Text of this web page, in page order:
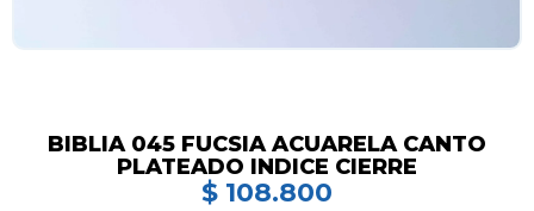
BIBLIA 045 FUCSIA ACUARELA CANTO
PLATEADO INDICE CIERRE
$ 108.800